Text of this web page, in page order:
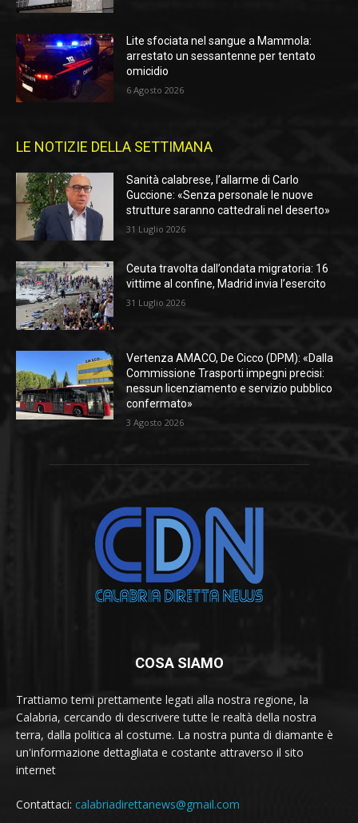
Lite sfociata nel sangue a Mammola:
arrestato un sessantenne per tentato
omicidio
6 Agosto 2026
LE NOTIZIE DELLA SETTIMANA
Sanità calabrese, l’allarme di Carlo
Guccione: «Senza personale le nuove
strutture saranno cattedrali nel deserto»
31 Luglio 2026
Ceuta travolta dall’ondata migratoria: 16
vittime al confine, Madrid invia l’esercito
31 Luglio 2026
Vertenza AMACO, De Cicco (DPM): «Dalla
Commissione Trasporti impegni precisi:
nessun licenziamento e servizio pubblico
confermato»
3 Agosto 2026
COSA SIAMO
Trattiamo temi prettamente legati alla nostra regione, la
Calabria, cercando di descrivere tutte le realtà della nostra
terra, dalla politica al costume. La nostra punta di diamante è
un'informazione dettagliata e costante attraverso il sito
internet
Contattaci: calabriadirettanews@gmail.com